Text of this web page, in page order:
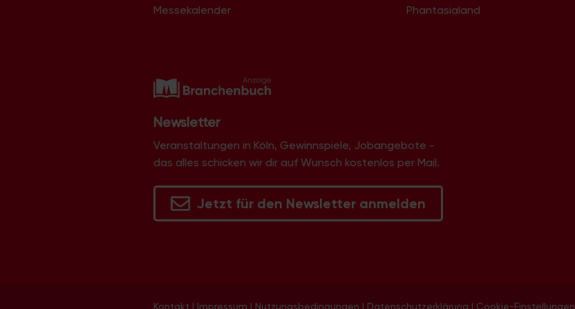
Messekalender
Phantasialand
Newsletter
Veranstaltungen in Köln, Gewinnspiele, Jobangebote -
das alles schicken wir dir auf Wunsch kostenlos per Mail.
Jetzt für den Newsletter anmelden
Kontakt | Impressum | Nutzungsbedingungen | Datenschutzerklärung | Cookie-Einstellungen